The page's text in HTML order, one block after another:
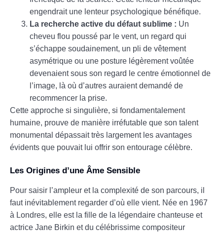
engendrait une lenteur psychologique bénéfique.
La recherche active du défaut sublime : Un
cheveu flou poussé par le vent, un regard qui
s’échappe soudainement, un pli de vêtement
asymétrique ou une posture légèrement voûtée
devenaient sous son regard le centre émotionnel de
l’image, là où d’autres auraient demandé de
recommencer la prise.
Cette approche si singulière, si fondamentalement
humaine, prouve de manière irréfutable que son talent
monumental dépassait très largement les avantages
évidents que pouvait lui offrir son entourage célèbre.
Les Origines d’une Âme Sensible
Pour saisir l’ampleur et la complexité de son parcours, il
faut inévitablement regarder d’où elle vient. Née en 1967
à Londres, elle est la fille de la légendaire chanteuse et
actrice Jane Birkin et du célébrissime compositeur